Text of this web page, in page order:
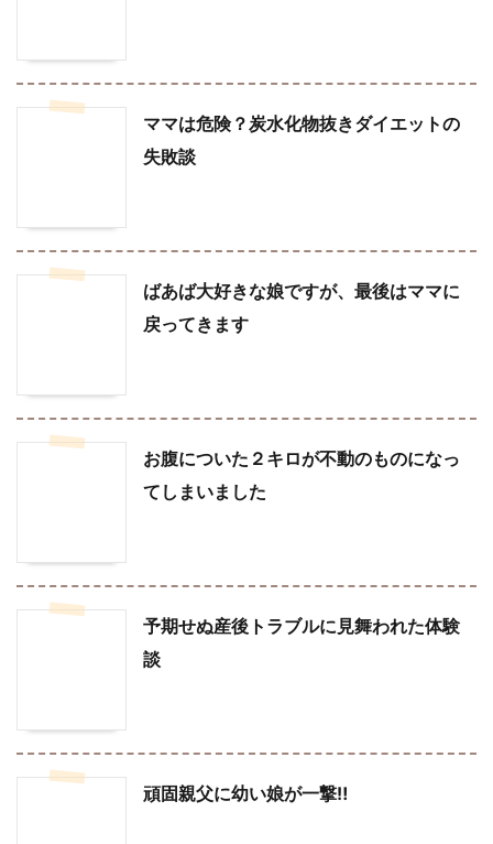
ママは危険？炭水化物抜きダイエットの
失敗談
ばあば大好きな娘ですが、最後はママに
戻ってきます
お腹についた２キロが不動のものになっ
てしまいました
予期せぬ産後トラブルに見舞われた体験
談
頑固親父に幼い娘が一撃‼︎